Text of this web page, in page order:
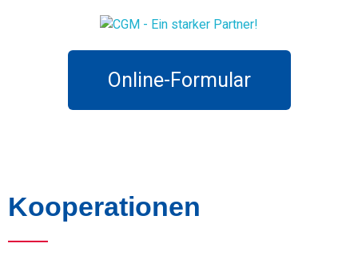
Online-Formular
Kooperationen